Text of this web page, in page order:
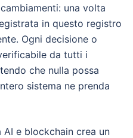
una volta
in questo registro
Ogni decisione o
da tutti i
che nulla possa
sistema ne prenda
e blockchain crea un